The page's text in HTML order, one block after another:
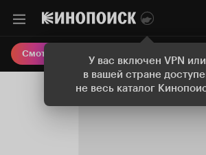
У вас включен VPN или
в вашей стране
не весь каталог
Смотреть кино Онлайн-